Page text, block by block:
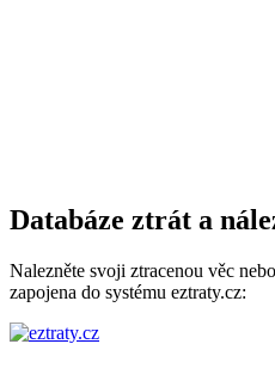
Databáze ztrát a
Nalezněte svoji ztracenou věc
zapojena do systému eztraty.cz: